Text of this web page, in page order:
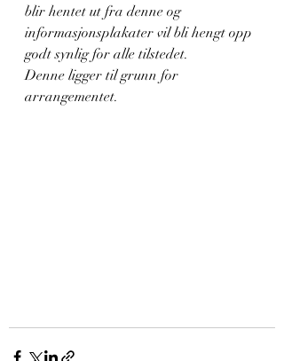
blir hentet ut fra denne og
informasjonsplakater vil bli hengt opp
godt synlig for alle tilstedet.
Denne ligger til grunn for
arrangementet.